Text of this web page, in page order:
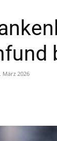
März 2026